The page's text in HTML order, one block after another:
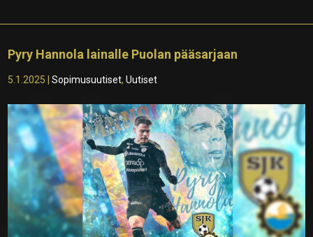
Pyry Hannola lainalle Puolan pääsarjaan
5.1.2025 |Sopimusuutiset,Uutiset